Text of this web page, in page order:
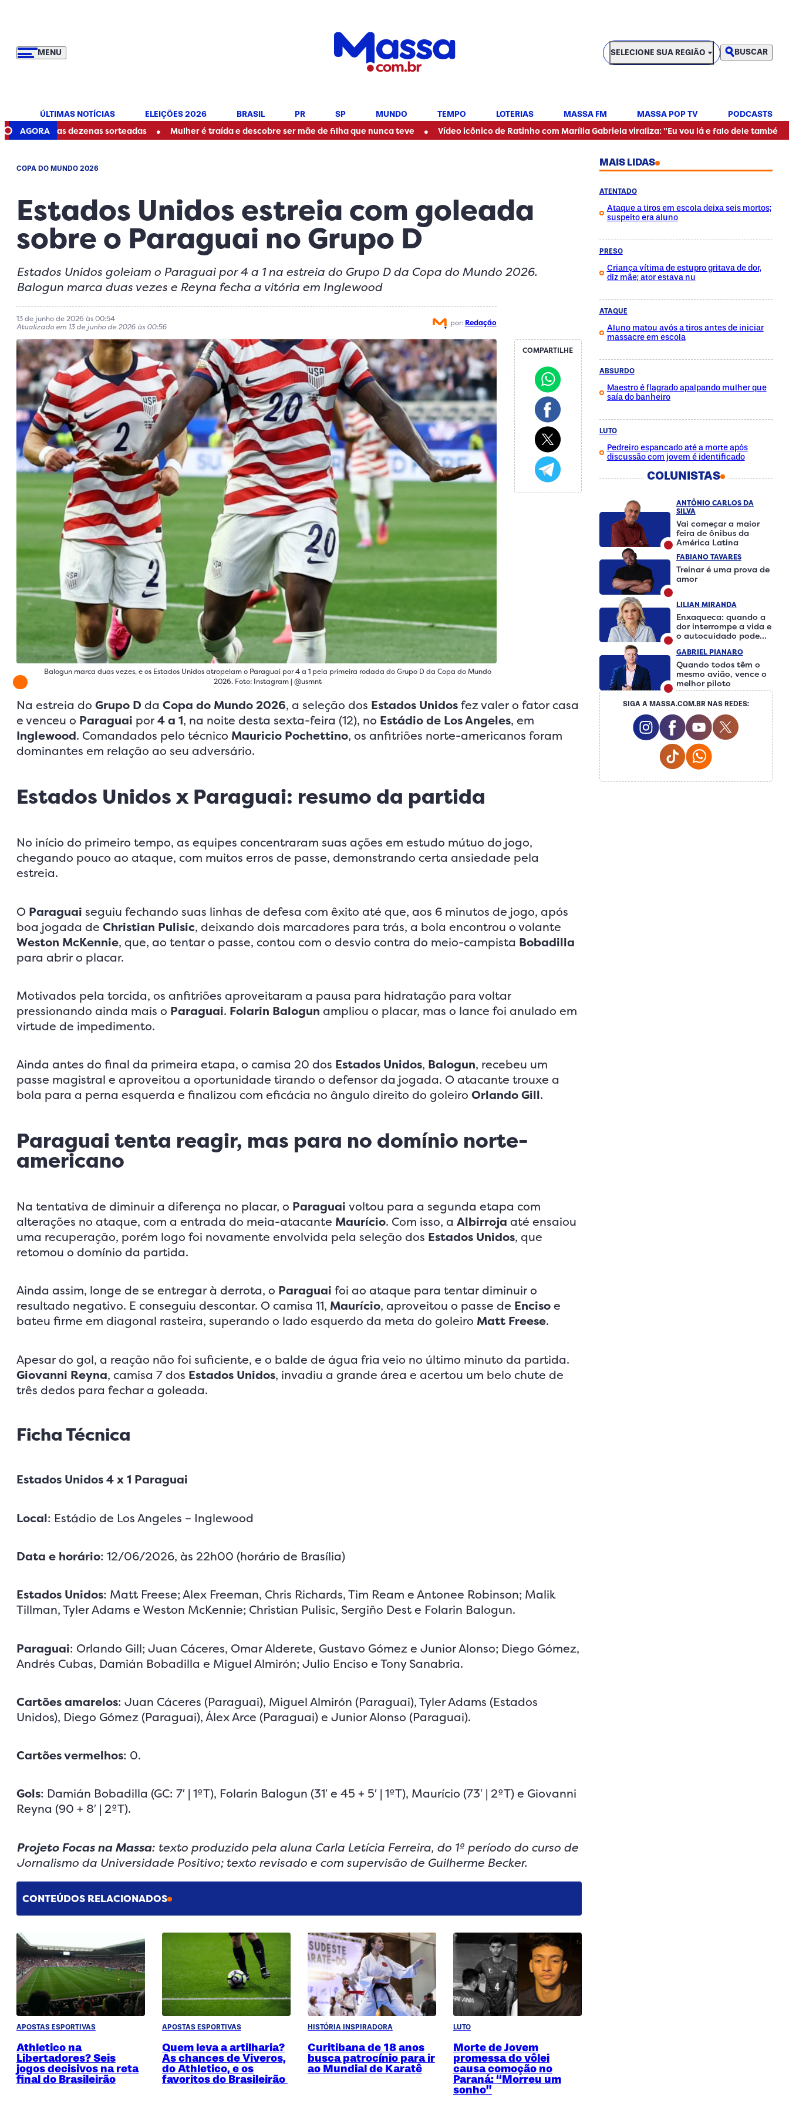
MENU
SELECIONE SUA REGIÃO
SELECIONE SUA REGIÃO BUSCAR
ÚLTIMAS NOTÍCIAS ELEIÇÕES 2026 BRASIL PR SP MUNDO TEMPO LOTERIAS MASSA FM MASSA POP TV PODCASTS
AGORA
dezenas sorteadas • Mulher é traída e descobre ser mãe de filha que nunca teve • Vídeo icônico de Ratinho com Marília Gabriela viraliza: "Eu vou lá e falo dele também" • Mulher
COPA DO MUNDO 2026
Estados Unidos estreia com goleada
sobre o Paraguai no Grupo D
Estados Unidos goleiam o Paraguai por 4 a 1 na estreia do Grupo D da Copa do Mundo 2026.
Balogun marca duas vezes e Reyna fecha a vitória em Inglewood
13 de junho de 2026 às 00:54
Atualizado em 13 de junho de 2026 às 00:56
por: Redação
Balogun marca duas vezes, e os Estados Unidos atropelam o Paraguai por 4 a 1 pela primeira rodada do Grupo D da Copa do Mundo
2026. Foto: Instagram | @usmnt
COMPARTILHE
Na estreia do Grupo D da Copa do Mundo 2026, a seleção dos Estados Unidosfez valer o fator casa
e venceu o Paraguai por4 a 1, na noite desta sexta-feira (12), no Estádio de Los Angeles, em
Inglewood. Comandados pelo técnico Mauricio Pochettino, os anfitriões norte-americanos foram
dominantes em relação ao seu adversário.
Estados Unidos x Paraguai: resumo da partida
No início do primeiro tempo, as equipes concentraram suas ações em estudo mútuo do jogo,
chegando pouco ao ataque, com muitos erros de passe, demonstrando certa ansiedade pela
estreia.
O Paraguai seguiu fechando suas linhas de defesa com êxito até que, aos 6 minutos de jogo, após
boa jogada de Christian Pulisic, deixando dois marcadores para trás, a bola encontrou o volante
Weston McKennie, que, ao tentar o passe, contou com o desvio contra do meio-campista Bobadilla
para abrir o placar.
Motivados pela torcida, os anfitriões aproveitaram a pausa para hidratação para voltar
pressionando ainda mais o Paraguai. Folarin Balogun ampliou o placar, mas o lance foi anulado em
virtude de impedimento.
Ainda antes do final da primeira etapa, o camisa 20 dos Estados Unidos, Balogun, recebeu um
passe magistral e aproveitou a oportunidade tirando o defensor da jogada. O atacante trouxe a
bola para a perna esquerda e finalizou com eficácia no ângulo direito do goleiro Orlando Gill.
Paraguai tenta reagir, mas para no domínio norte-
americano
Na tentativa de diminuir a diferença no placar, o Paraguai voltou para a segunda etapa com
alterações no ataque, com a entrada do meia-atacante Maurício. Com isso, a Albirroja até ensaiou
uma recuperação, porém logo foi novamente envolvida pela seleção dos Estados Unidos, que
retomou o domínio da partida.
Ainda assim, longe de se entregar à derrota, o Paraguai foi ao ataque para tentar diminuir o
resultado negativo. E conseguiu descontar. O camisa 11, Maurício, aproveitou o passe de Encisoe
bateu firme em diagonal rasteira, superando o lado esquerdo da meta do goleiro Matt Freese.
Apesar do gol, a reação não foi suficiente, e o balde de água fria veio no último minuto da partida.
Giovanni Reyna, camisa 7 dos Estados Unidos, invadiu a grande área e acertou um belo chute de
três dedos para fechar a goleada.
Ficha Técnica
Estados Unidos 4 x 1 Paraguai
Local: Estádio de Los Angeles – Inglewood
Data e horário: 12/06/2026, às 22h00 (horário de Brasília)
Estados Unidos: Matt Freese; Alex Freeman, Chris Richards, Tim Ream e Antonee Robinson; Malik
Tillman, Tyler Adams e Weston McKennie; Christian Pulisic, Sergiño Dest e Folarin Balogun.
Paraguai: Orlando Gill; Juan Cáceres, Omar Alderete, Gustavo Gómez e Junior Alonso; Diego Gómez,
Andrés Cubas, Damián Bobadilla e Miguel Almirón; Julio Enciso e Tony Sanabria.
Cartões amarelos: Juan Cáceres (Paraguai), Miguel Almirón (Paraguai), Tyler Adams (Estados
Unidos), Diego Gómez (Paraguai), Álex Arce (Paraguai) e Junior Alonso (Paraguai).
Cartões vermelhos: 0.
Gols: Damián Bobadilla (GC: 7′ | 1ºT), Folarin Balogun (31′ e 45 + 5′ | 1ºT), Maurício (73′ | 2ºT) e Giovanni
Reyna (90 + 8′ | 2ºT).
Projeto Focas na Massa: texto produzido pela aluna Carla Letícia Ferreira, do 1º período do curso de
Jornalismo da Universidade Positivo; texto revisado e com supervisão de Guilherme Becker.
CONTEÚDOS RELACIONADOS
APOSTAS ESPORTIVAS
Athletico na
Libertadores? Seis
jogos decisivos na reta
final do Brasileirão
APOSTAS ESPORTIVAS
Quem leva a artilharia?
As chances de Viveros,
do Athletico, e os
favoritos do Brasileirão
HISTÓRIA INSPIRADORA
Curitibana de 18 anos
busca patrocínio para ir
ao Mundial de Karatê
LUTO
Morte de Jovem
promessa do vôlei
causa comoção no
Paraná: “Morreu um
sonho”
MAIS LIDAS
ATENTADO
Ataque a tiros em escola deixa seis mortos;
suspeito era aluno
PRESO
Criança vítima de estupro gritava de dor,
diz mãe; ator estava nu
ATAQUE
Aluno matou avós a tiros antes de iniciar
massacre em escola
ABSURDO
Maestro é flagrado apalpando mulher que
saía do banheiro
LUTO
Pedreiro espancado até a morte após
discussão com jovem é identificado
COLUNISTAS
ANTÔNIO CARLOS DA
SILVA
Vai começar a maior
feira de ônibus da
América Latina
FABIANO TAVARES
Treinar é uma prova de
amor
LILIAN MIRANDA
Enxaqueca: quando a
dor interrompe a vida e
o autocuidado pode
GABRIEL PIANARO
Quando todos têm o
mesmo avião, vence o
melhor piloto
SIGA A MASSA.COM.BR NAS REDES:
Instagram Social Media
Facebook Social
Youtube Social
Twitter
Tiktok Social Media
Whatsapp